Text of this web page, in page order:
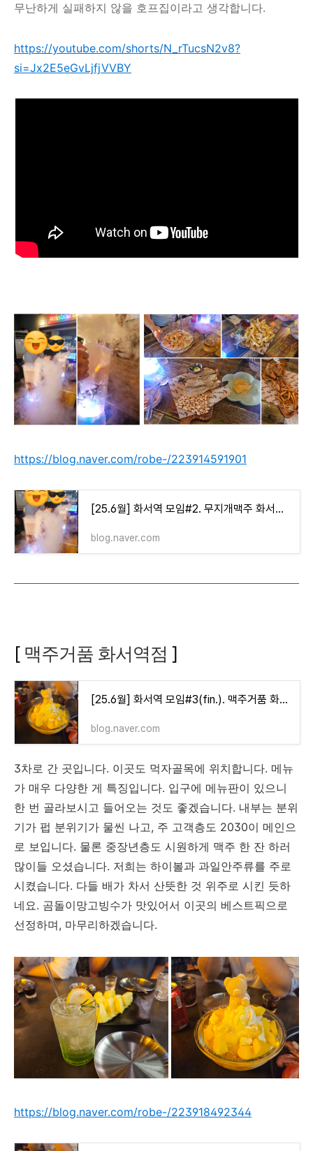
무난하게 실패하지 않을 호프집이라고 생각합니다.
https://youtube.com/shorts/N_rTucsN2v8?
si=Jx2E5eGvLjfjVVBY
https://blog.naver.com/robe-/223914591901
[25.6월] 화서역 모임#2. 무지개맥주 화서역점
blog.naver.com
[ 맥주거품 화서역점 ]
[25.6월] 화서역 모임#3(fin.). 맥주거품 화서역점
blog.naver.com
3차로 간 곳입니다. 이곳도 먹자골목에 위치합니다. 메뉴
가 매우 다양한 게 특징입니다. 입구에 메뉴판이 있으니
한 번 골라보시고 들어오는 것도 좋겠습니다. 내부는 분위
기가 펍 분위기가 물씬 나고, 주 고객층도 2030이 메인으
로 보입니다. 물론 중장년층도 시원하게 맥주 한 잔 하러
많이들 오셨습니다. 저희는 하이볼과 과일안주류를 주로
시켰습니다. 다들 배가 차서 산뜻한 것 위주로 시킨 듯하
네요. 곰돌이망고빙수가 맛있어서 이곳의 베스트픽으로
선정하며, 마무리하겠습니다.
https://blog.naver.com/robe-/223918492344